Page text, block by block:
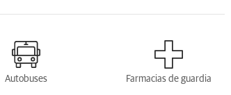
Autobuses Farmacias de guardia